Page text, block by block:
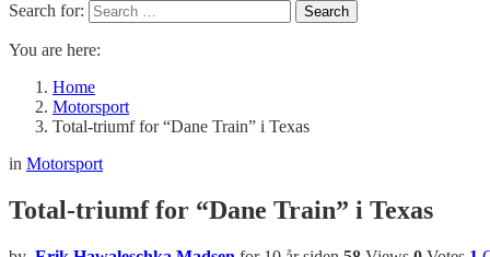
Search for:
Search
You are here:
Home
Motorsport
Total-triumf for “Dane Train” i Texas
in Motorsport
Total-triumf for “Dane Train” i Texas